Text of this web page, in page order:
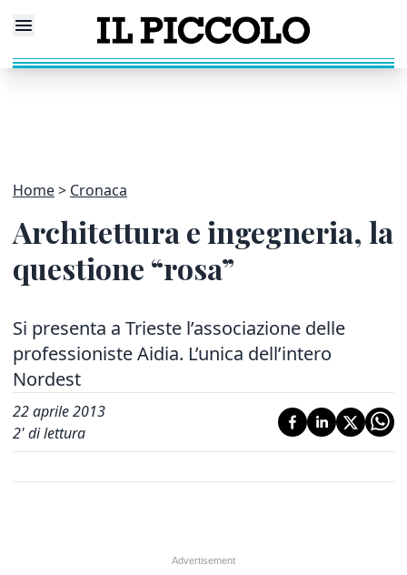
Home Cronaca
Architettura e ingegneria, la
questione “rosa”
Si presenta a Trieste l’associazione delle
professioniste Aidia. L’unica dell’intero
Nordest
22 aprile 2013
2' di lettura